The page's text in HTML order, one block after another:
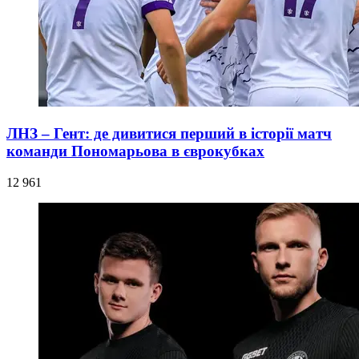
ЛНЗ – Гент: де дивитися перший в історії матч
команди Пономарьова в єврокубках
12 961